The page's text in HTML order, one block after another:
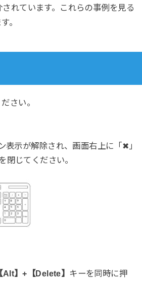
れています。これらの事例を見る
。
さい。
表示が解除され、画面右上に「✖」
閉じてください。
Alt】+【Delete】 キーを同時に押